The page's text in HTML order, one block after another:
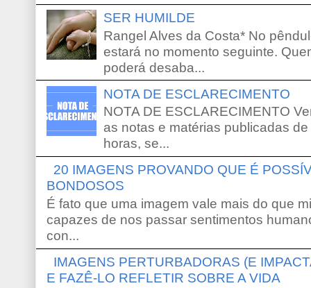
SER HUMILDE
Rangel Alves da Costa* No
estará no momento seguinte.
poderá desaba...
NOTA DE ESCLARECIMENTO
NOTA DE ESCLARECIMENTO
as notas e matérias publicadas
horas, se...
20 IMAGENS PROVANDO QUE É
BONDOSOS
É fato que uma imagem vale mais do que
capazes de nos passar sentimentos
con...
IMAGENS PERTURBADORAS (E
E FAZÊ-LO REFLETIR SOBRE A VIDA